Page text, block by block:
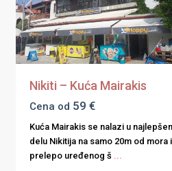
Previous
Nikiti – Kuća Mairakis
Cena od 59 €
Kuća Mairakis se nalazi u
delu Nikitija na samo 20m od mora i
prelepo uređenog š ...